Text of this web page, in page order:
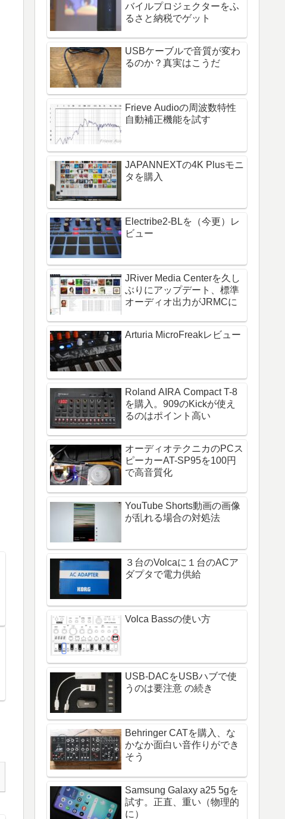
バイルプロジェクターをふ
るさと納税でゲット
USBケーブルで音質が変わ
るのか？真実はこうだ
Frieve Audioの周波数特性
自動補正機能を試す
JAPANNEXTの4K Plusモニ
タを購入
Electribe2-BLを（今更）レ
ビュー
JRiver Media Centerを久し
ぶりにアップデート、標準
オーディオ出力がJRMCに
Arturia MicroFreakレビュー
Roland AIRA Compact T-8
を購入。909のKickが使え
るのはポイント高い
オーディオテクニカのPCス
ピーカーAT-SP95を100円
で高音質化
YouTube Shorts動画の画像
が乱れる場合の対処法
３台のVolcaに１台のACア
ダプタで電力供給
Volca Bassの使い方
USB-DACをUSBハブで使
うのは要注意 の続き
Behringer CATを購入、な
かなか面白い音作りができ
そう
Samsung Galaxy a25 5gを
試す。正直、重い（物理的
に）